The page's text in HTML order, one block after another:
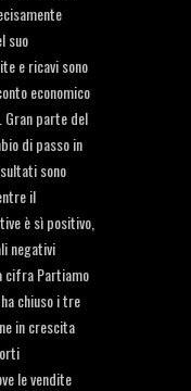
suo
e ricavi sono
economico
parte del
di passo in
sono
il
è sì positivo,
negativi
cifra Partiamo
chiuso i tre
in crescita
le vendite